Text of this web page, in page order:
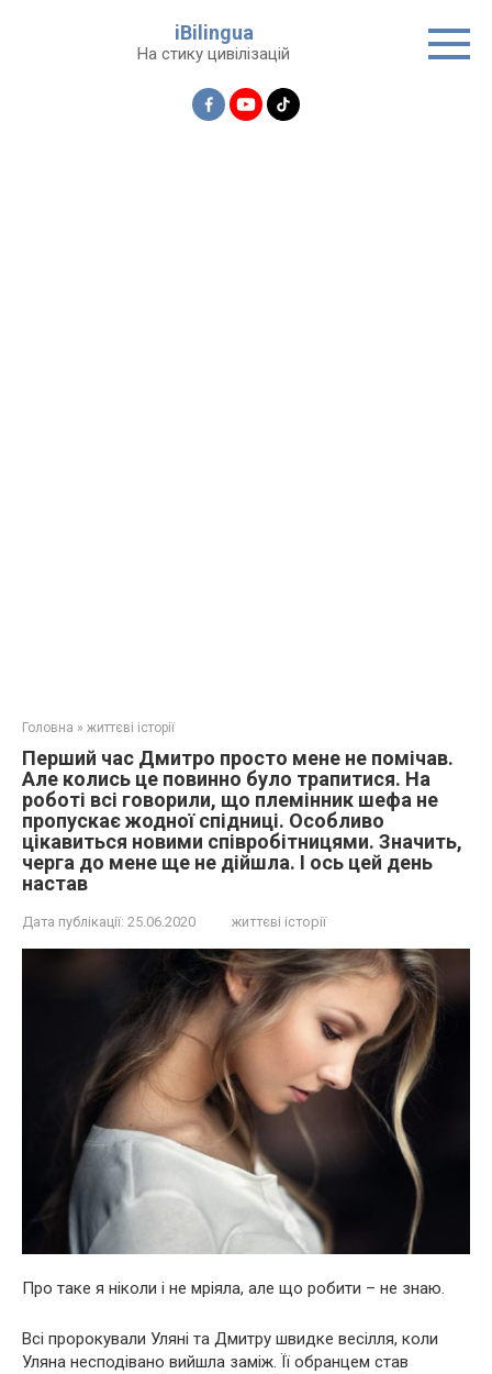
iBilingua
На стику цивілізацій
Головна » життєві історії
Перший час Дмитро просто мене не помічав.
Але колись це повинно було трапитися. На
роботі всі говорили, що племінник шефа не
пропускає жодної спідниці. Особливо
цікавиться новими співробітницями. Значить,
черга до мене ще не дійшла. І ось цей день
настав
Дата публікації: 25.06.2020 життєві історії
Про таке я ніколи і не мріяла, але що робити – не знаю.
Всі пророкували Уляні та Дмитру швидке весілля, коли
Уляна несподівано вийшла заміж. Її обранцем став